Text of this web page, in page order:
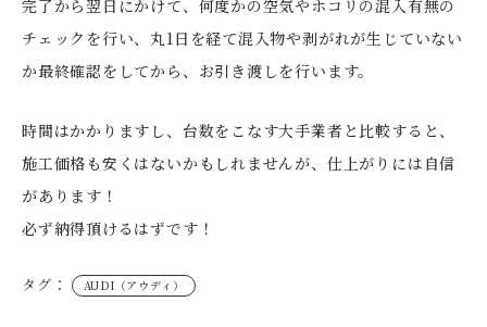
完了から翌日にかけて、何度かの空気やホコリの混入有無の
チェックを行い、丸1日を経て混入物や剥がれが生じていない
か最終確認をしてから、お引き渡しを行います。
時間はかかりますし、台数をこなす大手業者と比較すると、
施工価格も安くはないかもしれませんが、仕上がりには自信
があります！
必ず納得頂けるはずです！
タグ： AUDI（アウディ）